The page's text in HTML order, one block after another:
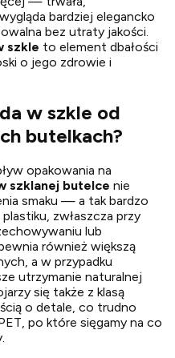
bardziej elegancko
bez utraty jakości.
szkle to element dbałości
o jego zdrowie i
w szkle od
butelkach?
opakowania na
szklanej butelce nie
smaku — a tak bardzo
zwłaszcza przy
lub
również większą
a w przypadku
utrzymanie naturalnej
się także z klasą
o detale, co trudno
po które sięgamy na co